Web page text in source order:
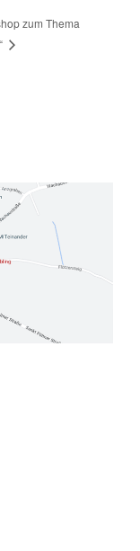
zum Thema